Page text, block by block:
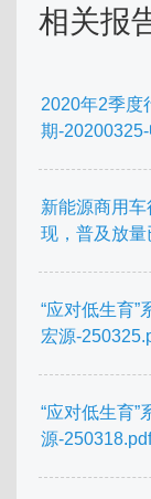
相关报
2020年2季度
期-
新能源商用
现，普及放
“应对低生育
宏源-
“应对低生育
源-250318.pdf